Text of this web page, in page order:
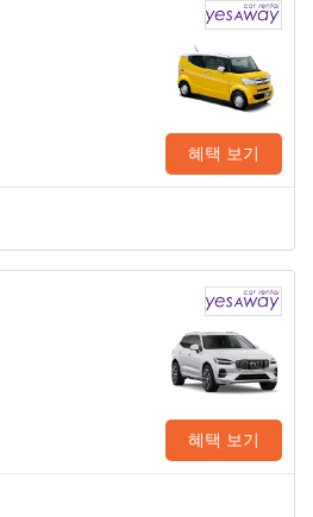
혜택 보기
혜택 보기